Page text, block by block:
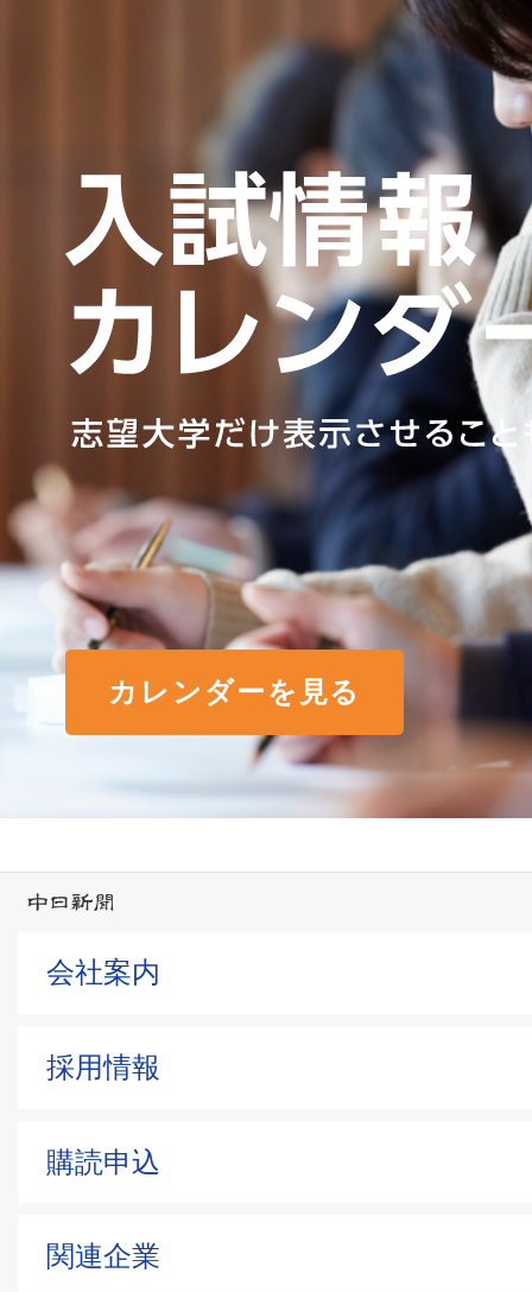
カレンダーを見る
会社案内
採用情報
購読申込
関連企業